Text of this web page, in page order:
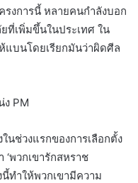
รงการนี้ หลายคนกำลังบอก
ที่เพิ่มขึ้นในประเทศ ใน
แบนโดยเรียกมันว่าผิดศีล
PM
นช่วงแรกของการเลือกตั้ง
พวกเขารักสหราช
ทำให้พวกเขามีความ